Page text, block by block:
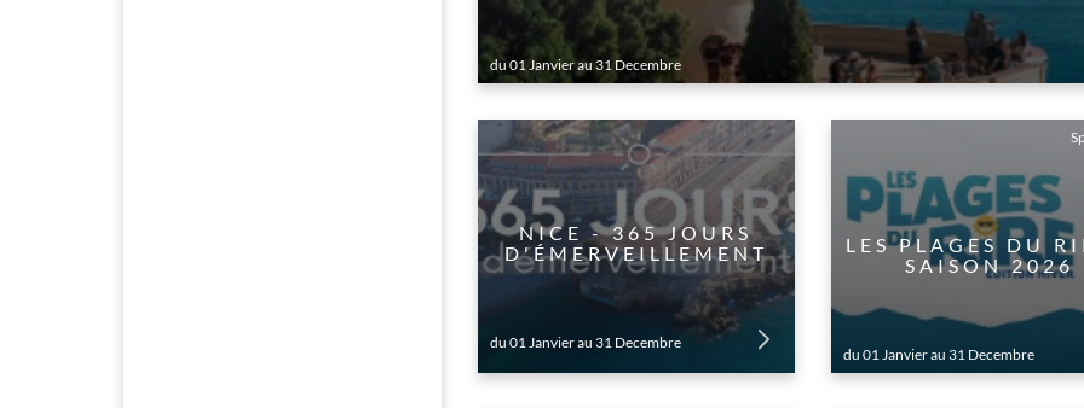
du 01 Janvier au 31 Decembre
​NICE - 365 JOURS
D'ÉMERVEILLEMENT
du 01 Janvier au 31 Decembre
LES PLAGES DU
SAISON 2026
du 01 Janvier au 31 Decembre